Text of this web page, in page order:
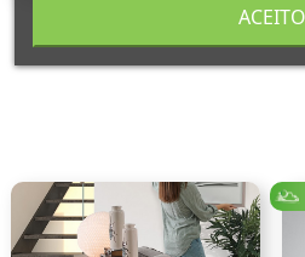
ACEITO